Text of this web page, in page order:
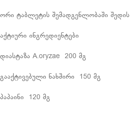
ორი ტაბლეტის შემადგენლობაში შედის
აქტიური ინგრედიენტები
დიასტაზა A.oryzae 200 მგ
გააქტივებული ნახშირი 150 მგ
პაპაინი 120 მგ